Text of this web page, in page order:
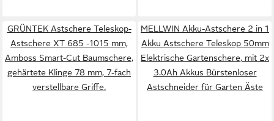
GRÜNTEK Astschere Teleskop-
Astschere XT 685 -1015 mm,
Amboss Smart-Cut Baumschere,
gehärtete Klinge 78 mm, 7-fach
verstellbare Griffe.
MELLWIN Akku-Astschere 2 in 1
Akku Astschere Teleskop 50mm
Elektrische Gartenschere, mit 2x
3.0Ah Akkus Bürstenloser
Astschneider für Garten Äste